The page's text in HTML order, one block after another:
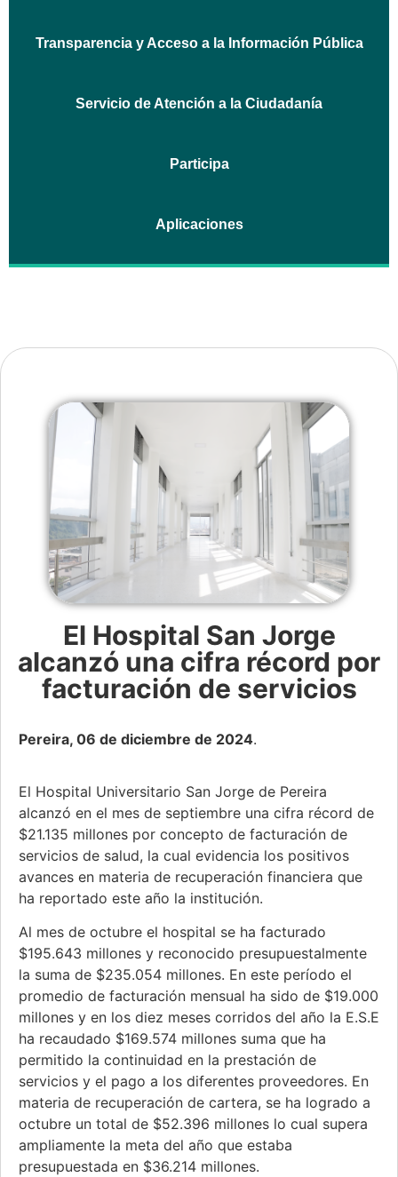
Transparencia y Acceso a la Información Pública
Servicio de Atención a la Ciudadanía
Participa
Aplicaciones
El Hospital San Jorge
alcanzó una cifra récord por
facturación de servicios
Pereira, 06 de diciembre de 2024.
El Hospital Universitario San Jorge de Pereira
alcanzó en el mes de septiembre una cifra récord de
$21.135 millones por concepto de facturación de
servicios de salud, la cual evidencia los positivos
avances en materia de recuperación financiera que
ha reportado este año la institución.
Al mes de octubre el hospital se ha facturado
$195.643 millones y reconocido presupuestalmente
la suma de $235.054 millones. En este período el
promedio de facturación mensual ha sido de $19.000
millones y en los diez meses corridos del año la E.S.E
ha recaudado $169.574 millones suma que ha
permitido la continuidad en la prestación de
servicios y el pago a los diferentes proveedores. En
materia de recuperación de cartera, se ha logrado a
octubre un total de $52.396 millones lo cual supera
ampliamente la meta del año que estaba
presupuestada en $36.214 millones.